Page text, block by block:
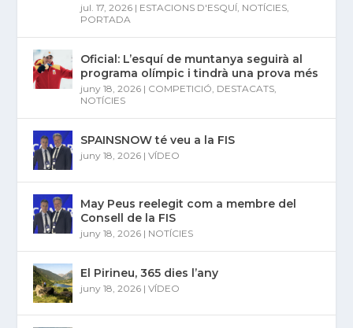
jul. 17, 2026 | ESTACIONS D'ESQUÍ NOTÍCIES
PORTADA
Oficial: L’esquí de muntanya seguirà al
programa olímpic i tindrà una prova més
juny 18, 2026 | COMPETICIÓ DESTACATS
NOTÍCIES
SPAINSNOW té veu a la FIS
juny 18, 2026 |VÍDEO
May Peus reelegit com a membre del
Consell de la FIS
juny 18, 2026 | NOTÍCIES
El Pirineu, 365 dies l’any
juny 18, 2026 |VÍDEO